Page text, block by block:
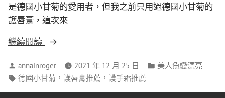
是德國小甘菊的愛用者，但我之前只用過德國小甘菊的
護唇膏，這次來
繼續閱讀
annainroger 2021 年 12 月 25 日
美人魚變漂亮
德國小甘菊 ， 護唇膏推薦 ， 護手霜推薦